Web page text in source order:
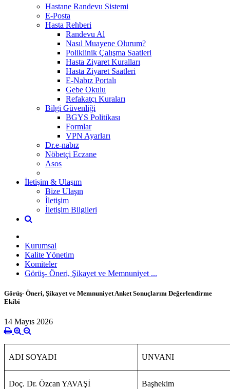
Hastane Randevu Sistemi
E-Posta
Hasta Rehberi
Randevu Al
Nasıl Muayene Olurum?
Poliklinik Çalışma Saatleri
Hasta Ziyaret Kuralları
Hasta Ziyaret Saatleri
E-Nabız Portalı
Gebe Okulu
Refakatçı Kuraları
Bilgi Güvenliği
BGYS Politikası
Formlar
VPN Ayarları
Dr.e-nabız
Nöbetçi Eczane
Asos
İletişim & Ulaşım
Bize Ulaşın
İletişim
İletişim Bilgileri
Kurumsal
Kalite Yönetim
Komiteler
Görüş- Öneri, Şikayet ve Memnuniyet ...
Görüş- Öneri, Şikayet ve Memnuniyet Anket Sonuçlarını Değerlendirme
Ekibi
14 Mayıs 2026
ADI SOYADI UNVANI
Doç. Dr. Özcan YAVAŞİ Başhekim